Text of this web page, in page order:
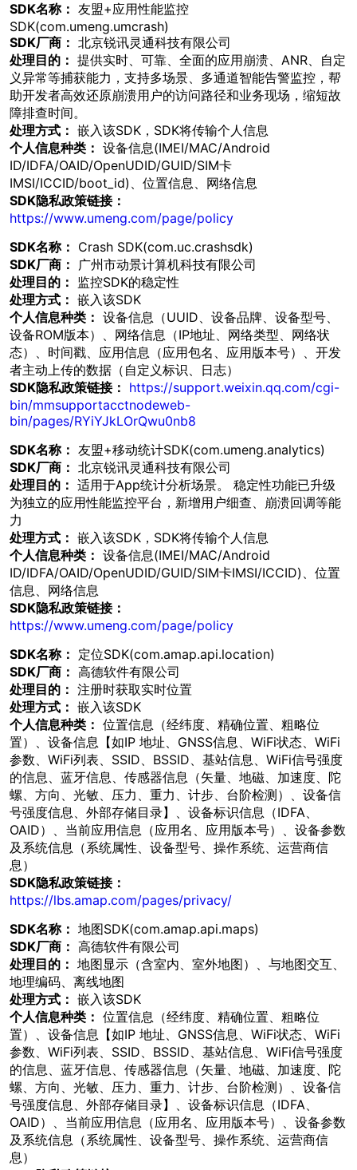
SDK名称： 友盟+应用性能监控
SDK(com.umeng.umcrash)
SDK厂商： 北京锐讯灵通科技有限公司
处理目的： 提供实时、可靠、全面的应用崩溃、ANR、自定
义异常等捕获能力，支持多场景、多通道智能告警监控，帮
助开发者高效还原崩溃用户的访问路径和业务现场，缩短故
障排查时间。
处理方式： 嵌入该SDK，SDK将传输个人信息
个人信息种类： 设备信息(IMEI/MAC/Android
ID/IDFA/OAID/OpenUDID/GUID/SIM卡
IMSI/ICCID/boot_id)、位置信息、网络信息
SDK隐私政策链接：
https://www.umeng.com/page/policy
SDK名称： Crash SDK(com.uc.crashsdk)
SDK厂商： 广州市动景计算机科技有限公司
处理目的： 监控SDK的稳定性
处理方式： 嵌入该SDK
个人信息种类： 设备信息（UUID、设备品牌、设备型号、
设备ROM版本）、网络信息（IP地址、网络类型、网络状
态）、时间戳、应用信息（应用包名、应用版本号）、开发
者主动上传的数据（自定义标识、日志）
SDK隐私政策链接： https://support.weixin.qq.com/cgi-
bin/mmsupportacctnodeweb-
bin/pages/RYiYJkLOrQwu0nb8
SDK名称： 友盟+移动统计SDK(com.umeng.analytics)
SDK厂商： 北京锐讯灵通科技有限公司
处理目的： 适用于App统计分析场景。 稳定性功能已升级
为独立的应用性能监控平台，新增用户细查、崩溃回调等能
力
处理方式： 嵌入该SDK，SDK将传输个人信息
个人信息种类： 设备信息(IMEI/MAC/Android
ID/IDFA/OAID/OpenUDID/GUID/SIM卡IMSI/ICCID)、位置
信息、网络信息
SDK隐私政策链接：
https://www.umeng.com/page/policy
SDK名称： 定位SDK(com.amap.api.location)
SDK厂商： 高德软件有限公司
处理目的： 注册时获取实时位置
处理方式： 嵌入该SDK
个人信息种类： 位置信息（经纬度、精确位置、粗略位
置）、设备信息【如IP 地址、GNSS信息、WiFi状态、WiFi
参数、WiFi列表、SSID、BSSID、基站信息、WiFi信号强度
的信息、蓝牙信息、传感器信息（矢量、地磁、加速度、陀
螺、方向、光敏、压力、重力、计步、台阶检测）、设备信
号强度信息、外部存储目录】、设备标识信息（IDFA、
OAID）、当前应用信息（应用名、应用版本号）、设备参数
及系统信息（系统属性、设备型号、操作系统、运营商信
息）
SDK隐私政策链接：
https://lbs.amap.com/pages/privacy/
SDK名称： 地图SDK(com.amap.api.maps)
SDK厂商： 高德软件有限公司
处理目的： 地图显示（含室内、室外地图）、与地图交互、
地理编码、离线地图
处理方式： 嵌入该SDK
个人信息种类： 位置信息（经纬度、精确位置、粗略位
置）、设备信息【如IP 地址、GNSS信息、WiFi状态、WiFi
参数、WiFi列表、SSID、BSSID、基站信息、WiFi信号强度
的信息、蓝牙信息、传感器信息（矢量、地磁、加速度、陀
螺、方向、光敏、压力、重力、计步、台阶检测）、设备信
号强度信息、外部存储目录】、设备标识信息（IDFA、
OAID）、当前应用信息（应用名、应用版本号）、设备参数
及系统信息（系统属性、设备型号、操作系统、运营商信
息）